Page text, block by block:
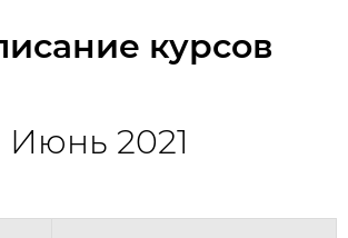
курсов
Июнь 2021